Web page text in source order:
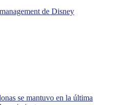
de Disney
se mantuvo en la última